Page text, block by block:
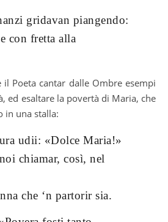
gridavan piangendo:
con fretta alla
il Poeta cantar dalle Ombre esempi
ed esaltare la povertà di Maria, che
in una stalla:
udii: «Dolce Maria!»
chiamar, così, nel
che ‘n partorir sia.